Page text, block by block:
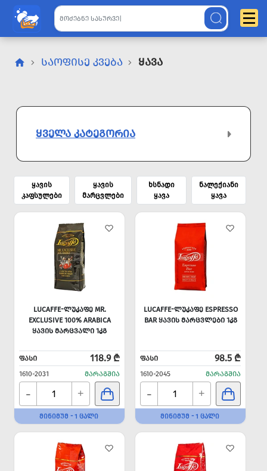
ᲡᲐᲝᲤᲘᲡᲔ ᲙᲕᲔᲑᲐ Ყავა
ᲧᲕᲔᲚᲐ ᲙᲐᲢᲔᲒᲝᲠᲘᲐ
ყავის
კაფსულები
ყავის
მარცვლები
ხსნადი
ყავა
ნალექიანი
ყავა
LUCAFFE-ᲚᲣᲙᲐᲤᲔ MR.
EXCLUSIVE 100% ARABICA
ᲧᲐᲕᲘᲡ ᲛᲐᲠᲪᲕᲐᲚᲘ 1ᲙᲒ
ᲤᲐᲡᲘ 118.9 ₾
1610-2031 ᲛᲐᲠᲐᲒᲨᲘᲐ
- +
ᲛᲘᲜᲘᲛᲣᲛ - 1 ᲪᲐᲚᲘ
LUCAFFE-ᲚᲣᲙᲐᲤᲔ ESPRESSO
BAR ᲧᲐᲕᲘᲡ ᲛᲐᲠᲪᲕᲚᲔᲑᲘ 1ᲙᲒ
ᲤᲐᲡᲘ 98.5 ₾
1610-2045 ᲛᲐᲠᲐᲒᲨᲘᲐ
- +
ᲛᲘᲜᲘᲛᲣᲛ - 1 ᲪᲐᲚᲘ